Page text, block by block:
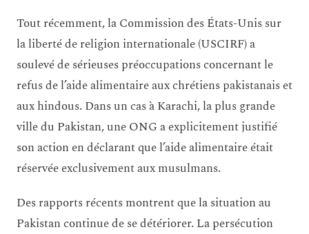
Tout récemment, la Commission des États-Unis sur
la liberté de religion internationale (USCIRF) a
soulevé de sérieuses préoccupations concernant le
refus de l’aide alimentaire aux chrétiens pakistanais et
aux hindous. Dans un cas à Karachi, la plus grande
ville du Pakistan, une ONG a explicitement justifié
son action en déclarant que l’aide alimentaire était
réservée exclusivement aux musulmans.
Des rapports récents montrent que la situation au
Pakistan continue de se détériorer. La persécution